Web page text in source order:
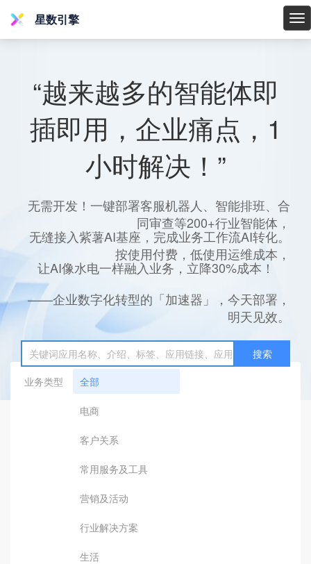
星
星数引擎
“越来越多的智能体即
插即用，企业痛点，1
小时解决！”
无需开发！一键部署客服机器人、智能排班、合
同审查等200+行业智能体，
无缝接入紫薯AI基座，完成业务工作流AI转化。
按使用付费，低使用运维成本，
让AI像水电一样融入业务，立降30%成本！
——企业数字化转型的「加速器」，今天部署，
明天见效。
搜索
业务类型
全部
电商
客户关系
常用服务及工具
营销及活动
行业解决方案
生活